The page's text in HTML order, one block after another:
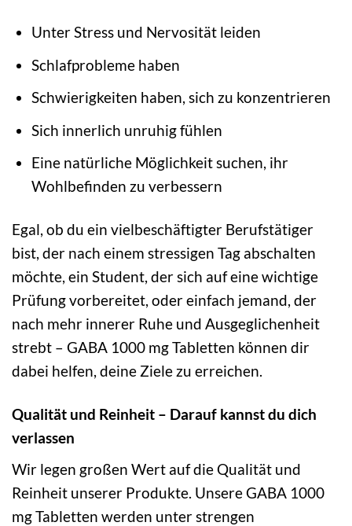
Unter Stress und Nervosität leiden
Schlafprobleme haben
Schwierigkeiten haben, sich zu konzentrieren
Sich innerlich unruhig fühlen
Eine natürliche Möglichkeit suchen, ihr
Wohlbefinden zu verbessern
Egal, ob du ein vielbeschäftigter Berufstätiger
bist, der nach einem stressigen Tag abschalten
möchte, ein Student, der sich auf eine wichtige
Prüfung vorbereitet, oder einfach jemand, der
nach mehr innerer Ruhe und Ausgeglichenheit
strebt – GABA 1000 mg Tabletten können dir
dabei helfen, deine Ziele zu erreichen.
Qualität und Reinheit – Darauf kannst du dich
verlassen
Wir legen großen Wert auf die Qualität und
Reinheit unserer Produkte. Unsere GABA 1000
mg Tabletten werden unter strengen